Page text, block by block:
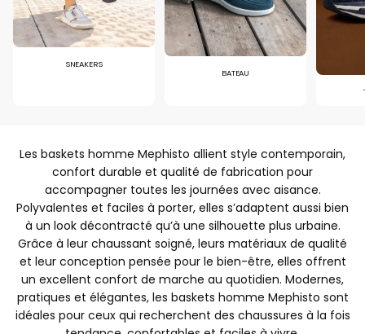
SNEAKERS
BATEAU
Les baskets homme Mephisto allient style contemporain,
confort durable et qualité de fabrication pour
accompagner toutes les journées avec aisance.
Polyvalentes et faciles à porter, elles s’adaptent aussi bien
à un look décontracté qu’à une silhouette plus urbaine.
Grâce à leur chaussant soigné, leurs matériaux de qualité
et leur conception pensée pour le bien-être, elles offrent
un excellent confort de marche au quotidien. Modernes,
pratiques et élégantes, les baskets homme Mephisto sont
idéales pour ceux qui recherchent des chaussures à la fois